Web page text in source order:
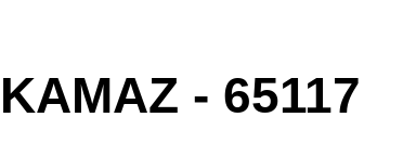
KAMAZ - 65117